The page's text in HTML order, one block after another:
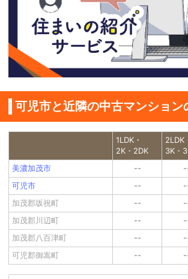
可児市と近隣の中古マンション
1LDK・
2K・2DK
2LDK
3K・
美濃加茂市
--
可児市
--
加茂郡坂祝町
--
加茂郡川辺町
--
加茂郡八百津町
--
可児郡御嵩町
--